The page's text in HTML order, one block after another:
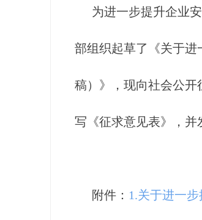
为进一步提升企业
部组织起草了《关于
稿）》，现向社会公开
写《征求意见表》，并
附件： 1.关于进一